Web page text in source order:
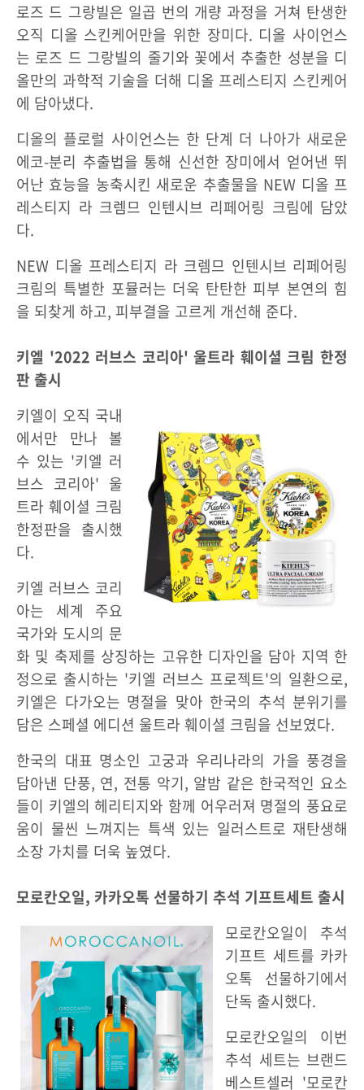
로즈 드 그랑빌은 일곱 번의 개량 과정을 거쳐 탄생한
오직 디올 스킨케어만을 위한 장미다. 디올 사이언스
는 로즈 드 그랑빌의 줄기와 꽃에서 추출한 성분을 디
올만의 과학적 기술을 더해 디올 프레스티지 스킨케어
에 담아냈다.
디올의 플로럴 사이언스는 한 단계 더 나아가 새로운
에코-분리 추출법을 통해 신선한 장미에서 얻어낸 뛰
어난 효능을 농축시킨 새로운 추출물을 NEW 디올 프
레스티지 라 크렘므 인텐시브 리페어링 크림에 담았
다.
NEW 디올 프레스티지 라 크렘므 인텐시브 리페어링
크림의 특별한 포뮬러는 더욱 탄탄한 피부 본연의 힘
을 되찾게 하고, 피부결을 고르게 개선해 준다.
키엘 '2022 러브스 코리아' 울트라 훼이셜 크림 한정
판 출시
키엘이 오직 국내
에서만 만나 볼
수 있는 '키엘 러
브스 코리아' 울
트라 훼이셜 크림
한정판을 출시했
다.
키엘 러브스 코리
아는 세계 주요
국가와 도시의 문
화 및 축제를 상징하는 고유한 디자인을 담아 지역 한
정으로 출시하는 '키엘 러브스 프로젝트'의 일환으로,
키엘은 다가오는 명절을 맞아 한국의 추석 분위기를
담은 스페셜 에디션 울트라 훼이셜 크림을 선보였다.
한국의 대표 명소인 고궁과 우리나라의 가을 풍경을
담아낸 단풍, 연, 전통 악기, 알밤 같은 한국적인 요소
들이 키엘의 헤리티지와 함께 어우러져 명절의 풍요로
움이 물씬 느껴지는 특색 있는 일러스트로 재탄생해
소장 가치를 더욱 높였다.
모로칸오일, 카카오톡 선물하기 추석 기프트세트 출시
모로칸오일이 추석
기프트 세트를 카카
오톡 선물하기에서
단독 출시했다.
모로칸오일의 이번
추석 세트는 브랜드
베스트셀러 '모로칸